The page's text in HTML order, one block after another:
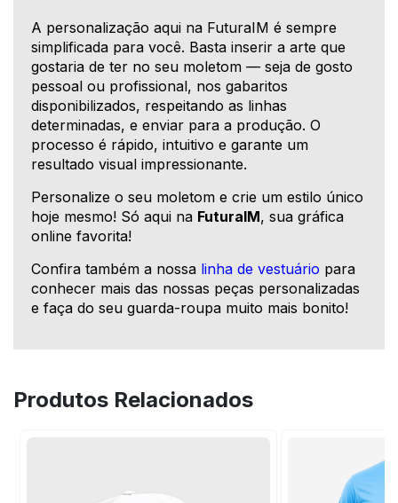
A personalização aqui na FuturaIM é sempre
simplificada para você. Basta inserir a arte que
gostaria de ter no seu moletom — seja de gosto
pessoal ou profissional, nos gabaritos
disponibilizados, respeitando as linhas
determinadas, e enviar para a produção. O
processo é rápido, intuitivo e garante um
resultado visual impressionante.
Personalize o seu moletom e crie um estilo único
hoje mesmo! Só aqui na FuturaIM, sua gráfica
online favorita!
Confira também a nossa linha de vestuário para
conhecer mais das nossas peças personalizadas
e faça do seu guarda-roupa muito mais bonito!
Produtos Relacionados